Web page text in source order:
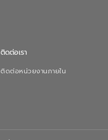
ติดต่อเรา
ติดต่อหน่วยงานภายใน